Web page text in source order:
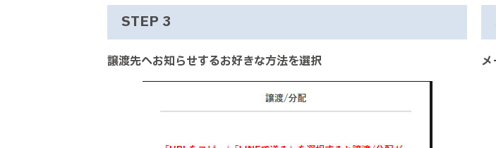
STEP 3
譲渡先へお知らせするお好きな方法を選択